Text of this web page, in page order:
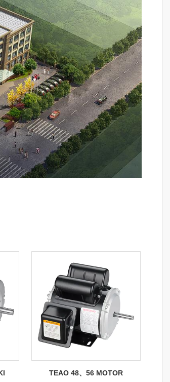
TEAO 48、56 MOTOR